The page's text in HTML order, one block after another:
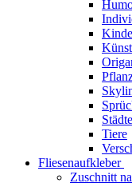
Städte
Tiere
Fliesenaufkleber
Zuschnitt